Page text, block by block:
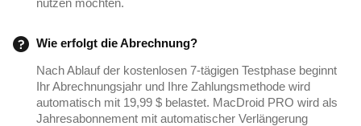
Wie erfolgt die Abrechnung?
Nach Ablauf der kostenlosen 7-tägigen Testphase beginnt
Ihr Abrechnungsjahr und Ihre Zahlungsmethode wird
automatisch mit 19,99 $ belastet. MacDroid PRO wird als
Jahresabonnement mit automatischer Verlängerung